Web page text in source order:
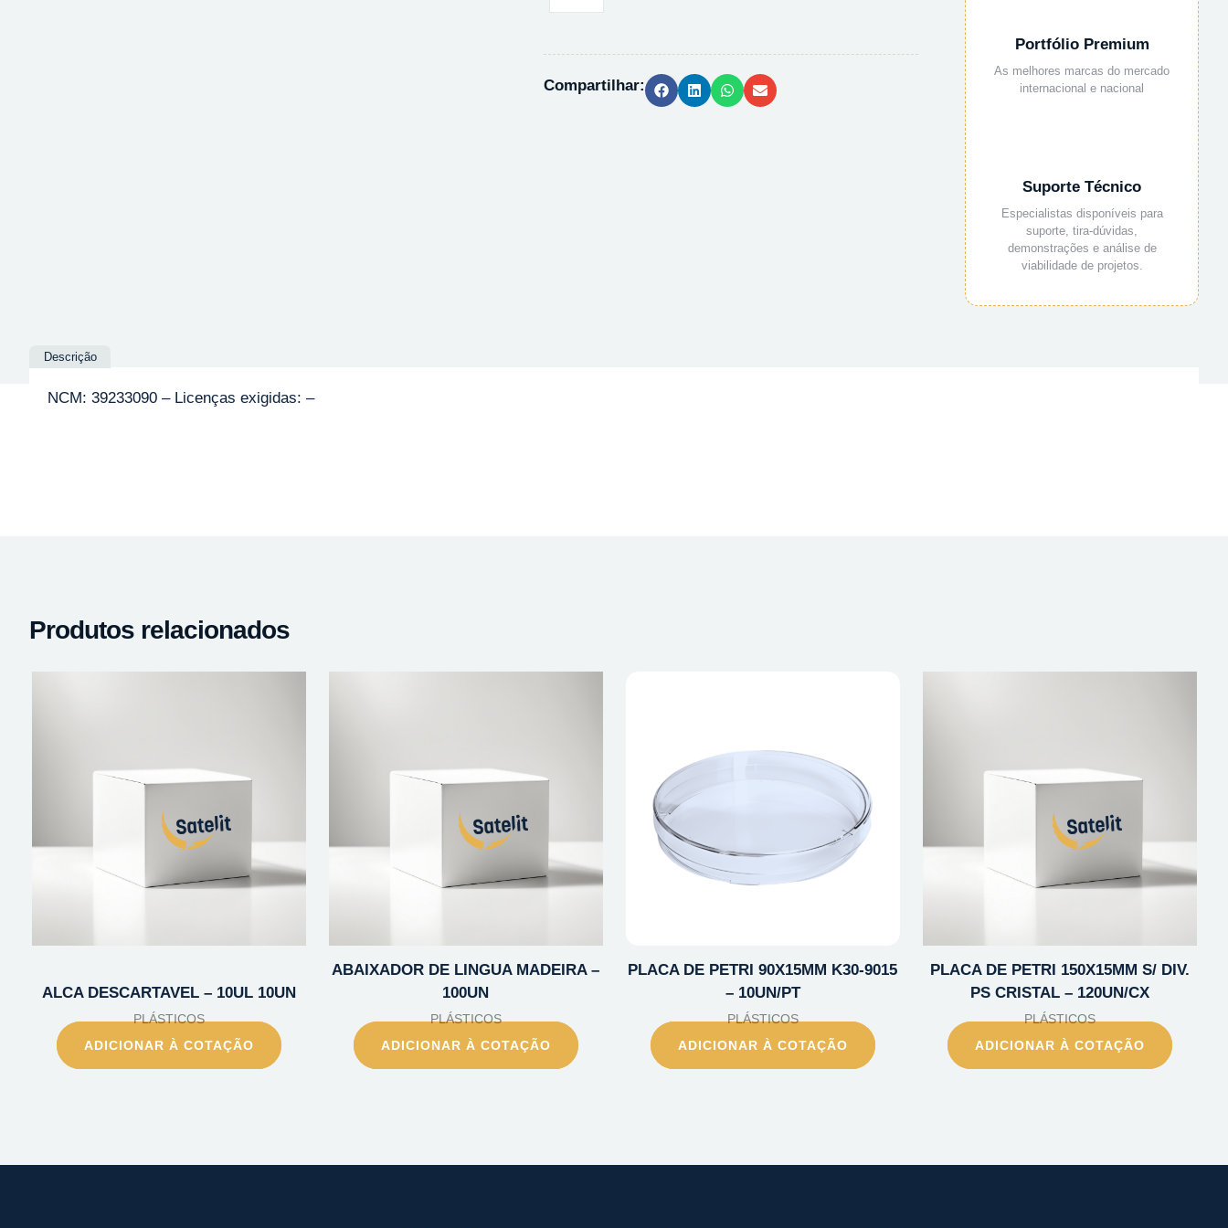
ANP
PRETO
-
Compartilhar:
Portfólio Premium
As melhores marcas do mercado
internacional e nacional
Suporte Técnico
Especialistas disponíveis para
suporte, tira-dúvidas,
demonstrações e análise de
viabilidade de projetos.
Descrição
NCM: 39233090 – Licenças exigidas: –
Produtos relacionados
ALCA DESCARTAVEL – 10UL 10UN
PLÁSTICOS
ADICIONAR À COTAÇÃO
ABAIXADOR DE LINGUA MADEIRA –
100UN
PLÁSTICOS
ADICIONAR À COTAÇÃO
PLACA DE PETRI 90X15MM K30-9015
– 10UN/PT
PLÁSTICOS
ADICIONAR À COTAÇÃO
PLACA DE PETRI 150X15MM S/ DIV.
PS CRISTAL – 120UN/CX
PLÁSTICOS
ADICIONAR À COTAÇÃO